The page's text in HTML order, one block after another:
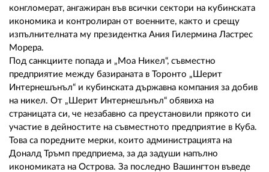
конгломерат, ангажиран във всички сектори на кубинската
икономика и контролиран от военните, както и срещу
изпълнителната му президентка Ания Гилермина Ластрес
Морера.
Под санкциите попада и „Моа Никел“, съвместно
предприятие между базираната в Торонто „Шерит
Интернешънъл“ и кубинската държавна компания за добив
на никел. От „Шерит Интернешънъл“ обявиха на
страницата си, че незабавно са преустановили прякото си
участие в дейностите на съвместното предприятие в Куба.
Това са поредните мерки, които администрацията на
Доналд Тръмп предприема, за да задуши напълно
икономиката на Острова. За последно Вашингтон въведе